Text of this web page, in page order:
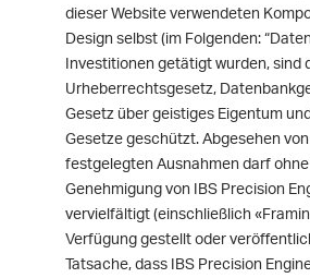
dieser Website verwendeten
Design selbst (im Folgenden:
Investitionen getätigt wurden, sind
Urheberrechtsgesetz,
Gesetz über geistiges Eigentum
Gesetze geschützt. Abgesehen
festgelegten Ausnahmen darf
Genehmigung von IBS Precision
vervielfältigt (einschließlich
Verfügung gestellt oder
Tatsache, dass IBS Precision